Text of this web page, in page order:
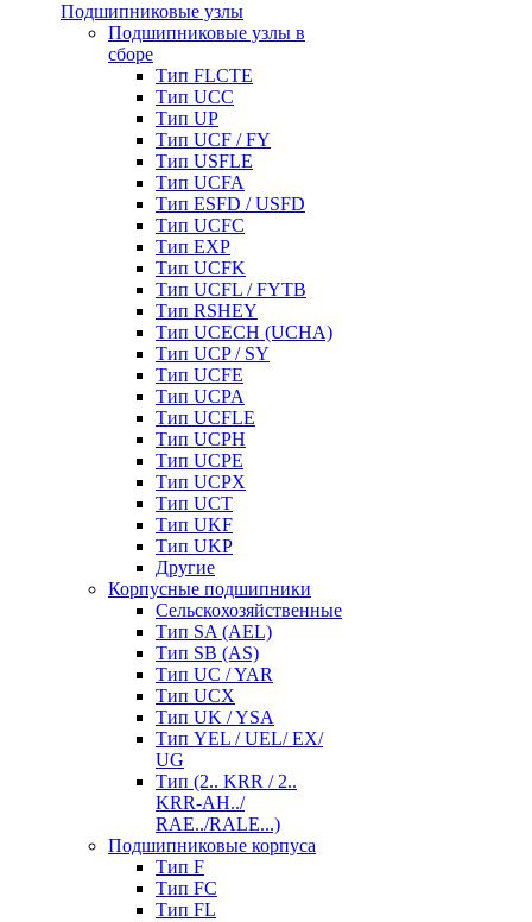
Подшипниковые узлы
Подшипниковые узлы в
сборе
Тип FLCTE
Тип UCC
Тип UP
Тип UCF / FY
Тип USFLE
Тип UCFA
Тип ESFD / USFD
Тип UCFC
Тип EXP
Тип UCFK
Тип UCFL / FYTB
Тип RSHEY
Тип UCECH (UCHA)
Тип UCP / SY
Тип UCFE
Тип UCPA
Тип UCFLE
Тип UCPH
Тип UCPE
Тип UCPX
Тип UCT
Тип UKF
Тип UKP
Другие
Корпусные подшипники
Сельскохозяйственные
Тип SA (AEL)
Тип SB (AS)
Тип UC / YAR
Тип UCX
Тип UK / YSA
Тип YEL / UEL/ EX/
UG
Тип (2.. KRR / 2..
KRR-AH../
RAE../RALE...)
Подшипниковые корпуса
Тип F
Тип FC
Тип FL